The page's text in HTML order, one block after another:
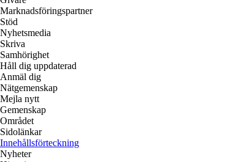
Marknadsföringspartner
Stöd
Nyhetsmedia
Skriva
Samhörighet
Håll dig uppdaterad
Anmäl dig
Nätgemenskap
Mejla nytt
Gemenskap
Området
Sidolänkar
Innehållsförteckning
Nyheter